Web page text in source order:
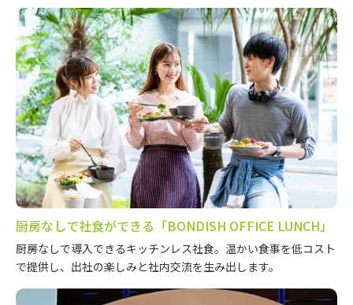
厨房なしで社食ができる「BONDISH OFFICE LUNCH」
厨房なしで導入できるキッチンレス社食。温かい食事を低コスト
で提供し、出社の楽しみと社内交流を生み出します。